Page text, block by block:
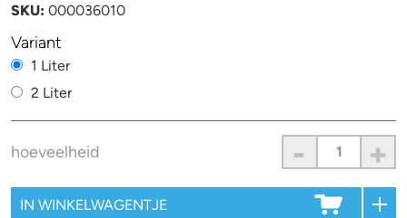
SKU: 000036010
Variant
1 Liter
2 Liter
hoeveelheid - +